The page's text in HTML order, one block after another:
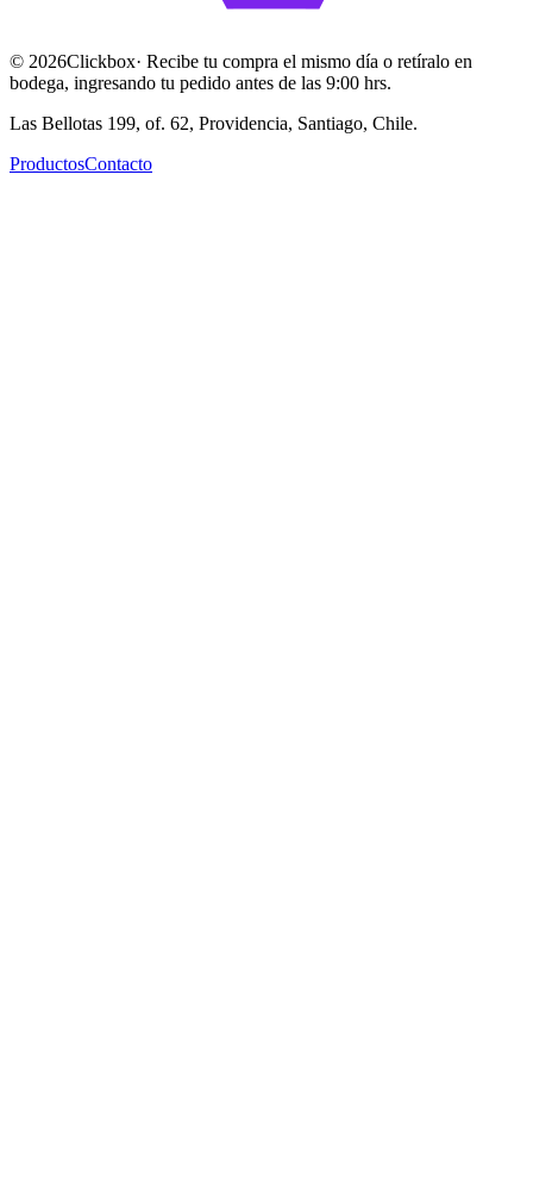
© 2026Clickbox· Recibe tu compra el mismo día o retíralo en
bodega, ingresando tu pedido antes de las 9:00 hrs.
Las Bellotas 199, of. 62, Providencia, Santiago, Chile.
ProductosContacto